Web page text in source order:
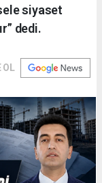
siyaset
dedi.
OL